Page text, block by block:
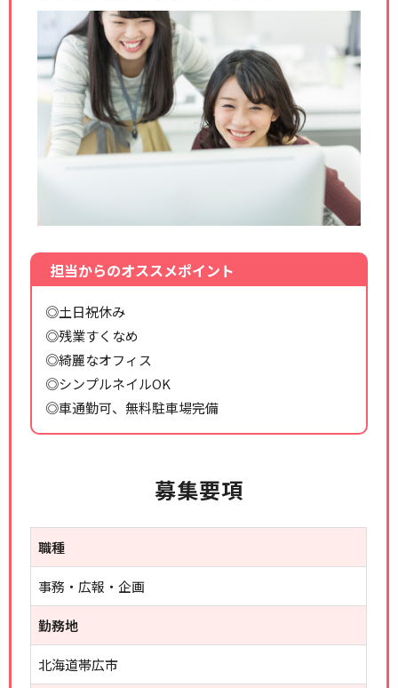
担当からのオススメポイント
◎土日祝休み
◎残業すくなめ
◎綺麗なオフィス
◎シンプルネイルOK
◎車通勤可、無料駐車場完備
募集要項
職種
事務・広報・企画
勤務地
北海道帯広市